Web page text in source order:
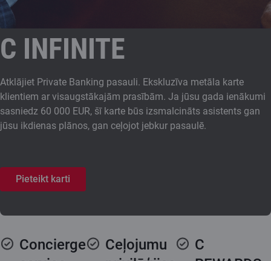
C INFINITE
Atklājiet Private Banking pasauli. Ekskluzīva metāla karte
klientiem ar visaugstākajām prasībām. Ja jūsu gada ienākumi
sasniedz 60 000 EUR, šī karte būs izsmalcināts asistents gan
jūsu ikdienas plānos, gan ceļojot jebkur pasaulē.
Pieteikt karti
Concierge
Ceļojumu
C